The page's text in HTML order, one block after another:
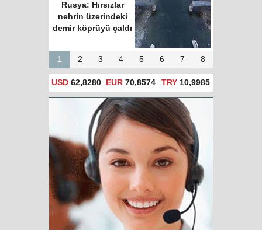
Rusya: Hırsızlar
nehrin üzerindeki
demir köprüyü çaldı
1 2 3 4 5 6 7 8
USD 62,8280 EUR 70,8574 TRY10,9985